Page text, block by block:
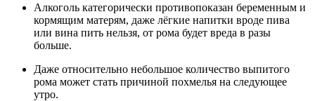
Алкоголь категорически противопоказан беременным и
кормящим матерям, даже лёгкие напитки вроде пива
или вина пить нельзя, от рома будет вреда в разы
больше.
Даже относительно небольшое количество выпитого
рома может стать причиной похмелья на следующее
утро.